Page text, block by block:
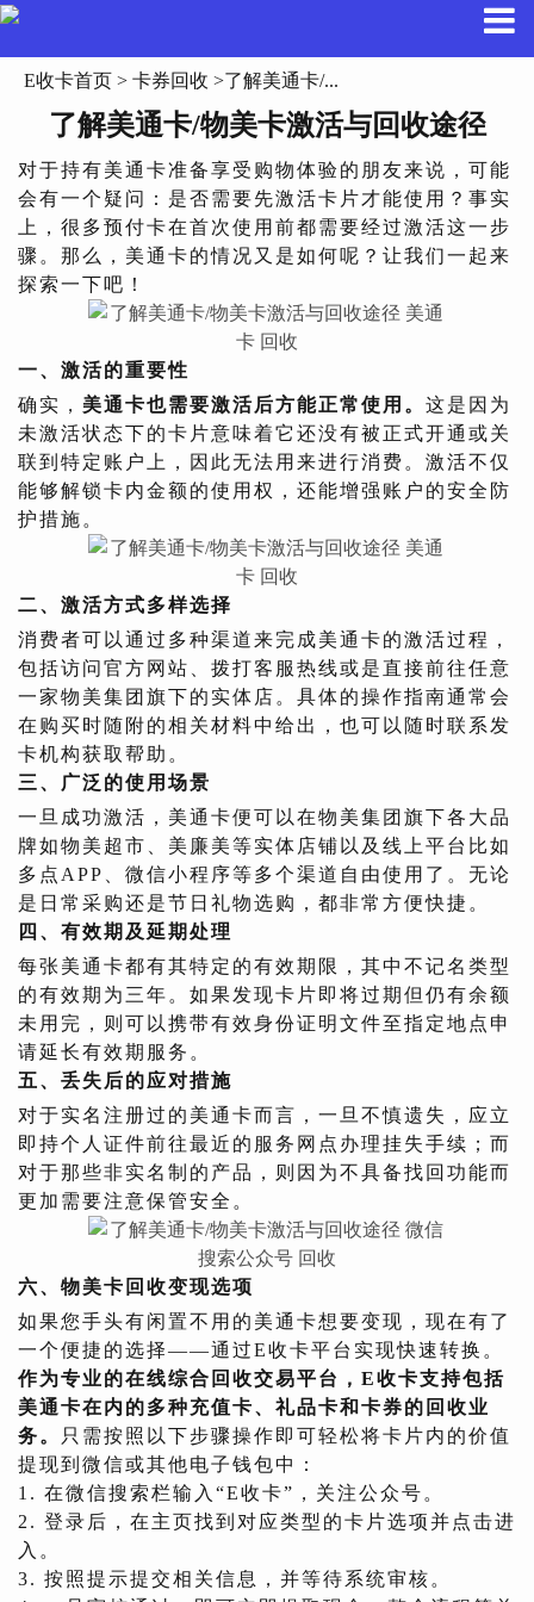
E收卡首页 > 卡券回收 >了解美通卡/...
了解美通卡/物美卡激活与回收途径
对于持有美通卡准备享受购物体验的朋友来说，可能
会有一个疑问：是否需要先激活卡片才能使用？事实
上，很多预付卡在首次使用前都需要经过激活这一步
骤。那么，美通卡的情况又是如何呢？让我们一起来
探索一下吧！
一、激活的重要性
确实， 美通卡也需要激活后方能正常使用。 这是因为
未激活状态下的卡片意味着它还没有被正式开通或关
联到特定账户上，因此无法用来进行消费。激活不仅
能够解锁卡内金额的使用权，还能增强账户的安全防
护措施。
二、激活方式多样选择
消费者可以通过多种渠道来完成美通卡的激活过程，
包括访问官方网站、拨打客服热线或是直接前往任意
一家物美集团旗下的实体店。具体的操作指南通常会
在购买时随附的相关材料中给出，也可以随时联系发
卡机构获取帮助。
三、广泛的使用场景
一旦成功激活，美通卡便可以在物美集团旗下各大品
牌如物美超市、美廉美等实体店铺以及线上平台比如
多点APP、微信小程序等多个渠道自由使用了。无论
是日常采购还是节日礼物选购，都非常方便快捷。
四、有效期及延期处理
每张美通卡都有其特定的有效期限，其中不记名类型
的有效期为三年。如果发现卡片即将过期但仍有余额
未用完，则可以携带有效身份证明文件至指定地点申
请延长有效期服务。
五、丢失后的应对措施
对于实名注册过的美通卡而言，一旦不慎遗失，应立
即持个人证件前往最近的服务网点办理挂失手续；而
对于那些非实名制的产品，则因为不具备找回功能而
更加需要注意保管安全。
六、物美卡回收变现选项
如果您手头有闲置不用的美通卡想要变现，现在有了
一个便捷的选择——通过E收卡平台实现快速转换。
作为专业的在线综合回收交易平台，E收卡支持包括
美通卡在内的多种充值卡、礼品卡和卡券的回收业
务。
只需按照以下步骤操作即可轻松将卡片内的价值
提现到微信或其他电子钱包中：
1. 在微信搜索栏输入“E收卡”，关注公众号。
2. 登录后，在主页找到对应类型的卡片选项并点击进
入。
3. 按照提示提交相关信息，并等待系统审核。